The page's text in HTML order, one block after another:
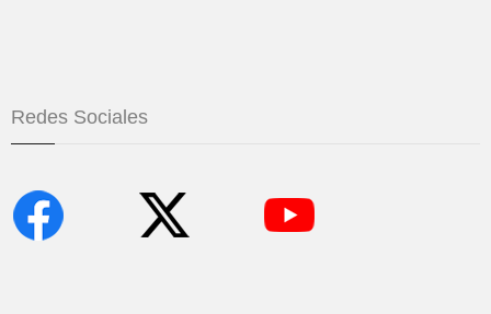
Redes Sociales